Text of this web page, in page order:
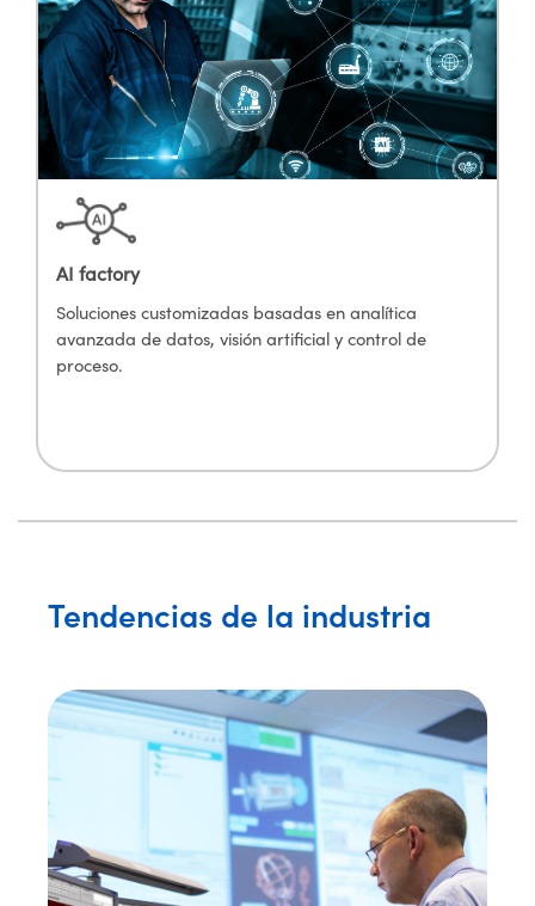
AI factory
Soluciones customizadas basadas en analítica
avanzada de datos, visión artificial y control de
proceso.
Tendencias de la industria